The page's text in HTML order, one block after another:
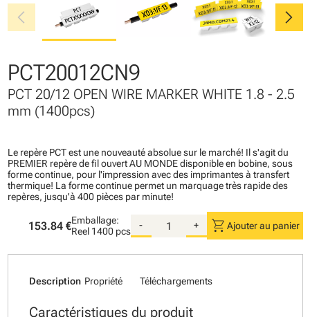
chevron_left chevron_right
PCT20012CN9
PCT 20/12 OPEN WIRE MARKER WHITE 1.8 - 2.5
mm (1400pcs)
Le repère PCT est une nouveauté absolue sur le marché! Il s'agit du
PREMIER repère de fil ouvert AU MONDE disponible en bobine, sous
forme continue, pour l'impression avec des imprimantes à transfert
thermique! La forme continue permet un marquage très rapide des
repères, jusqu'à 400 pièces par minute!
153.84 €Emballage:
Reel 1400 pcs
- + shopping_cart Ajouter au panier
Description Propriété Téléchargements
Caractéristiques du produit